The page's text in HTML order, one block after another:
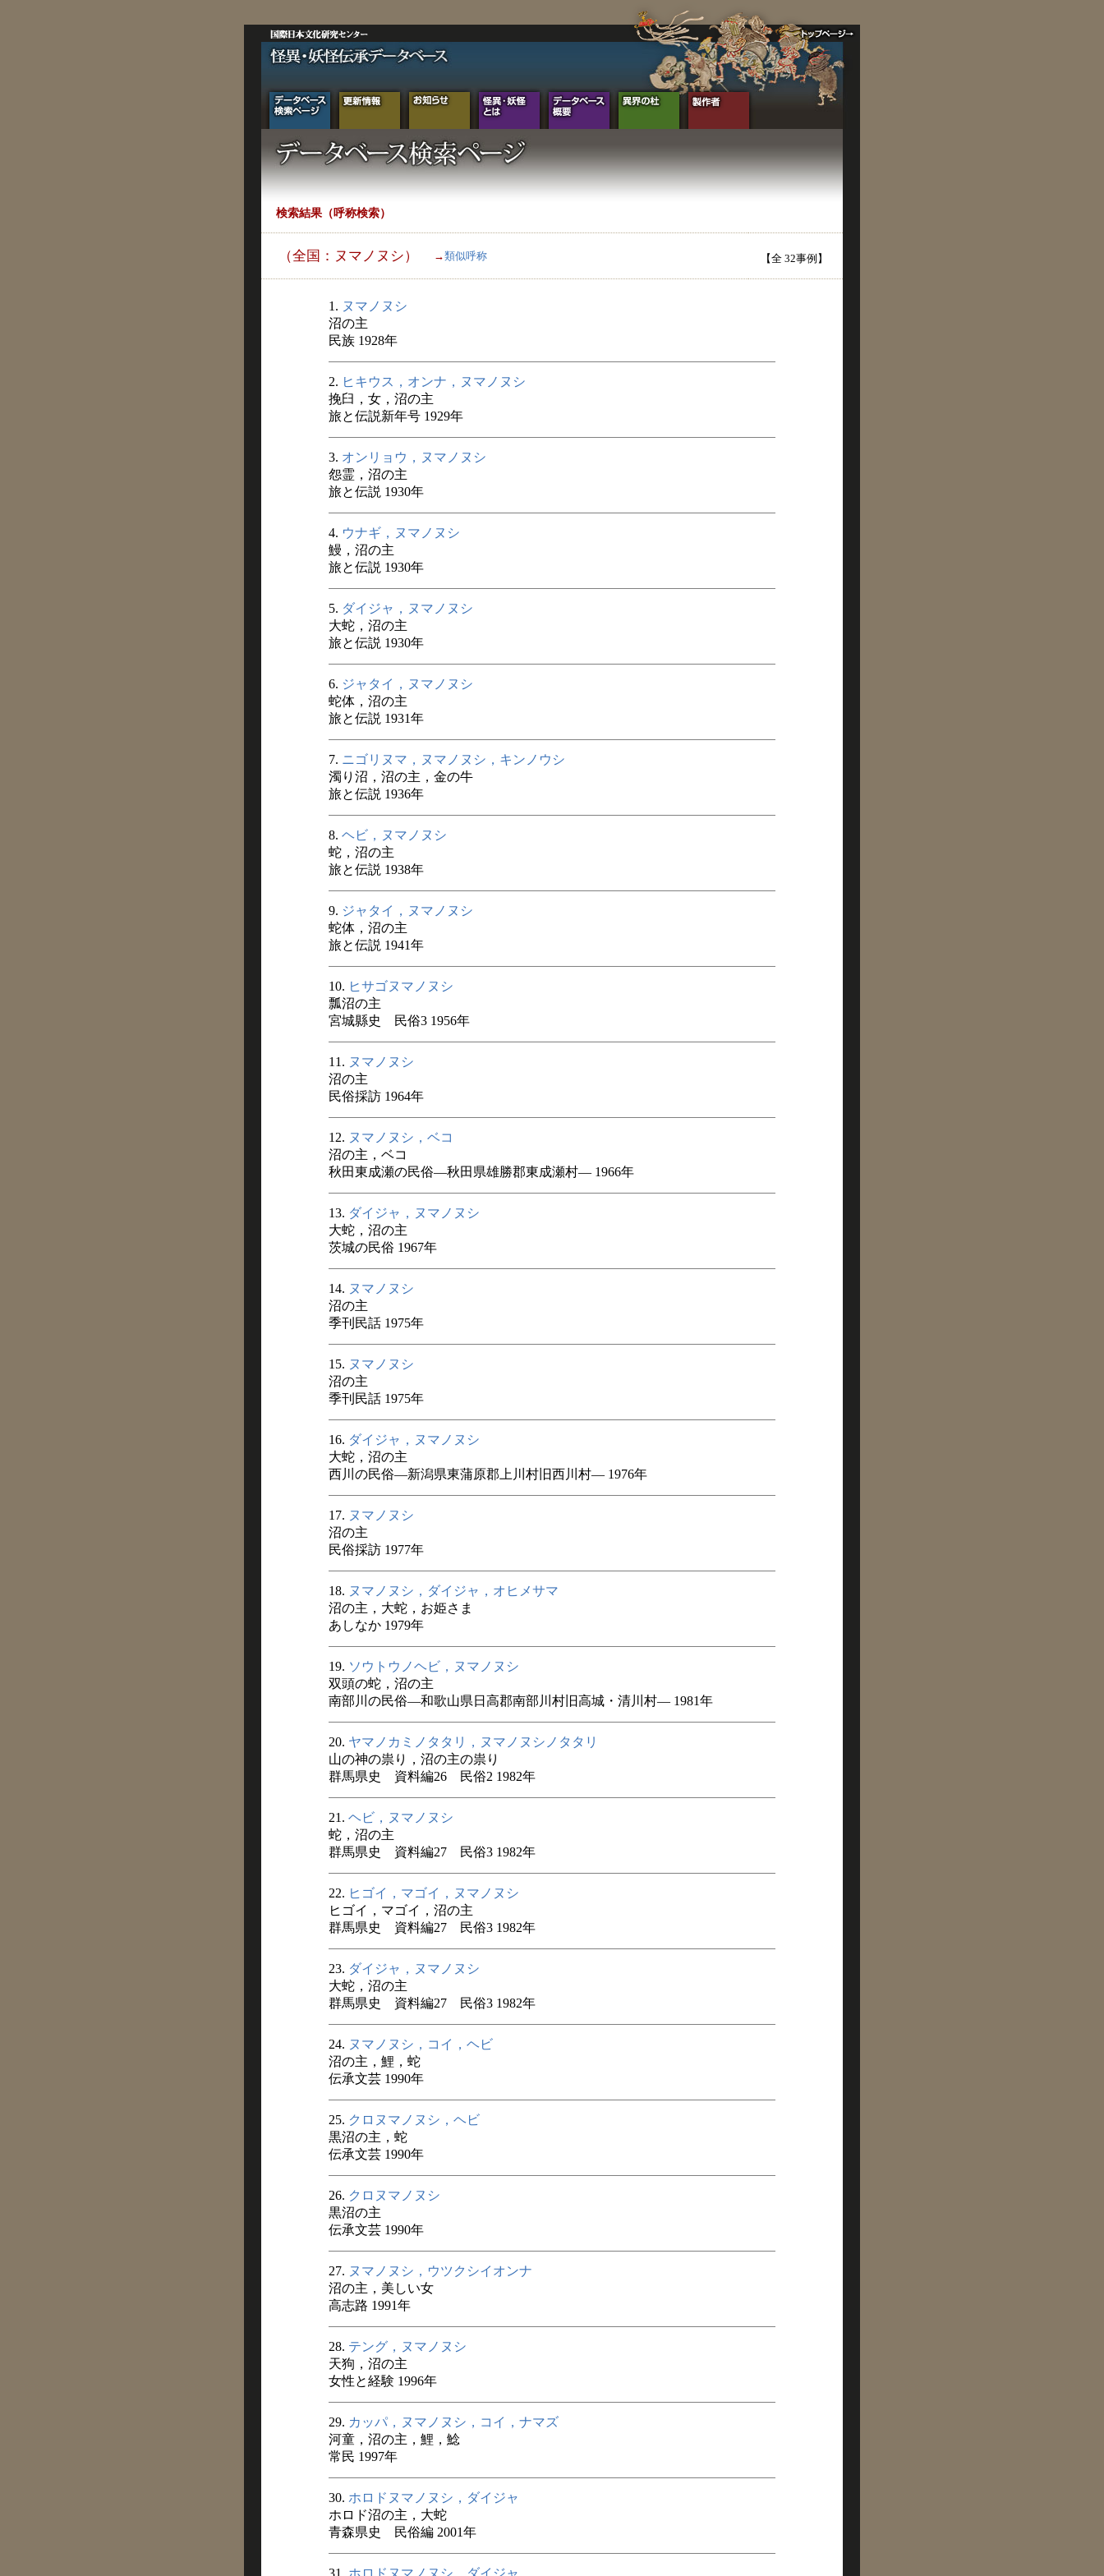
検索結果（呼称検索）
（全国：ヌマノヌシ） →類似呼称 【全 32事例】
1. ヌマノヌシ
沼の主
民族 1928年
2. ヒキウス，オンナ，ヌマノヌシ
挽臼，女，沼の主
旅と伝説新年号 1929年
3. オンリョウ，ヌマノヌシ
怨霊，沼の主
旅と伝説 1930年
4. ウナギ，ヌマノヌシ
鰻，沼の主
旅と伝説 1930年
5. ダイジャ，ヌマノヌシ
大蛇，沼の主
旅と伝説 1930年
6. ジャタイ，ヌマノヌシ
蛇体，沼の主
旅と伝説 1931年
7. ニゴリヌマ，ヌマノヌシ，キンノウシ
濁り沼，沼の主，金の牛
旅と伝説 1936年
8. ヘビ，ヌマノヌシ
蛇，沼の主
旅と伝説 1938年
9. ジャタイ，ヌマノヌシ
蛇体，沼の主
旅と伝説 1941年
10. ヒサゴヌマノヌシ
瓢沼の主
宮城縣史 民俗3 1956年
11. ヌマノヌシ
沼の主
民俗採訪 1964年
12. ヌマノヌシ，ベコ
沼の主，ベコ
秋田東成瀬の民俗―秋田県雄勝郡東成瀬村― 1966年
13. ダイジャ，ヌマノヌシ
大蛇，沼の主
茨城の民俗 1967年
14. ヌマノヌシ
沼の主
季刊民話 1975年
15. ヌマノヌシ
沼の主
季刊民話 1975年
16. ダイジャ，ヌマノヌシ
大蛇，沼の主
西川の民俗―新潟県東蒲原郡上川村旧西川村― 1976年
17. ヌマノヌシ
沼の主
民俗採訪 1977年
18. ヌマノヌシ，ダイジャ，オヒメサマ
沼の主，大蛇，お姫さま
あしなか 1979年
19. ソウトウノヘビ，ヌマノヌシ
双頭の蛇，沼の主
南部川の民俗―和歌山県日高郡南部川村旧高城・清川村― 1981年
20. ヤマノカミノタタリ，ヌマノヌシノタタリ
山の神の祟り，沼の主の祟り
群馬県史 資料編26 民俗2 1982年
21. ヘビ，ヌマノヌシ
蛇，沼の主
群馬県史 資料編27 民俗3 1982年
22. ヒゴイ，マゴイ，ヌマノヌシ
ヒゴイ，マゴイ，沼の主
群馬県史 資料編27 民俗3 1982年
23. ダイジャ，ヌマノヌシ
大蛇，沼の主
群馬県史 資料編27 民俗3 1982年
24. ヌマノヌシ，コイ，ヘビ
沼の主，鯉，蛇
伝承文芸 1990年
25. クロヌマノヌシ，ヘビ
黒沼の主，蛇
伝承文芸 1990年
26. クロヌマノヌシ
黒沼の主
伝承文芸 1990年
27. ヌマノヌシ，ウツクシイオンナ
沼の主，美しい女
高志路 1991年
28. テング，ヌマノヌシ
天狗，沼の主
女性と経験 1996年
29. カッパ，ヌマノヌシ，コイ，ナマズ
河童，沼の主，鯉，鯰
常民 1997年
30. ホロドヌマノヌシ，ダイジャ
ホロド沼の主，大蛇
青森県史 民俗編 2001年
31. ホロドヌマノヌシ，ダイジャ